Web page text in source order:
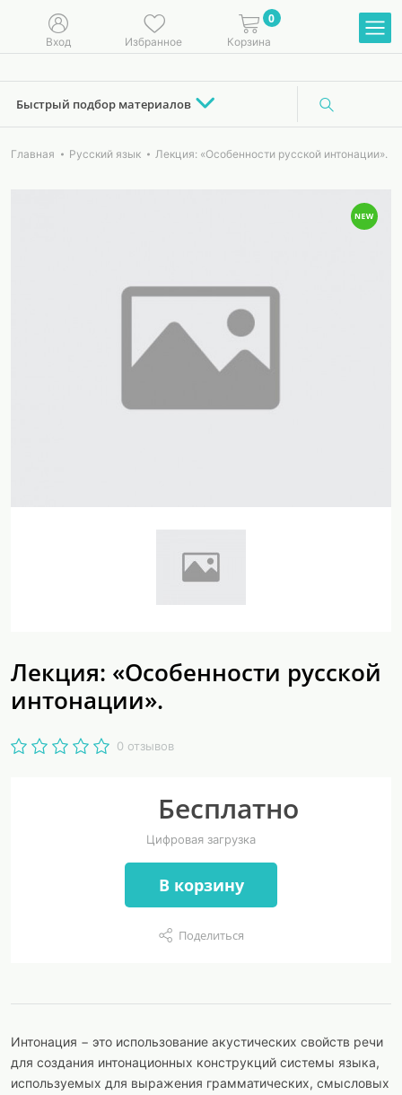
Вход Избранное
0
Корзина
Быстрый подбор материалов
Главная Русский язык Лекция: «Особенности русской интонации».
Лекция: «Особенности русской
интонации».
0 отзывов
Бесплатно
Цифровая загрузка
В корзину
Поделиться
Интонация − это использование акустических свойств речи
для создания интонационных конструкций системы языка,
используемых для выражения грамматических, смысловых